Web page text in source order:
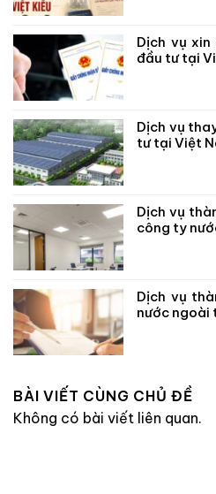
Dịch vụ xin
đầu tư tại
Dịch vụ
tư tại Việt
Dịch vụ
công ty
Dịch vụ
nước ngoài
BÀI VIẾT CÙNG CHỦ ĐỀ
Không có bài viết liên quan.